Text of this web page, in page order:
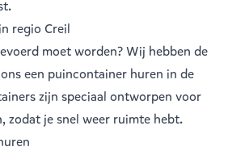
regio Creil
moet worden? Wij hebben de
een puincontainer huren in de
zijn speciaal ontworpen voor
zodat je snel weer ruimte hebt.